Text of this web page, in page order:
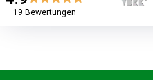
19 Bewertungen